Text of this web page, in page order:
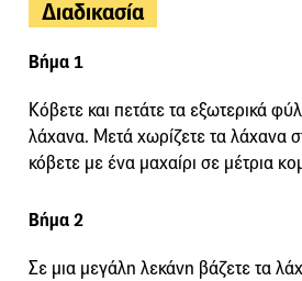
Διαδικασία
Βήμα 1
Κόβετε και πετάτε τα εξωτερικά
λάχανα. Μετά χωρίζετε τα λάχανα
κόβετε με ένα μαχαίρι σε μέτρια
Βήμα 2
Σε μια μεγάλη λεκάνη βάζετε τα